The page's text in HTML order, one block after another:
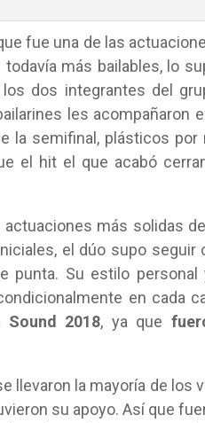
fue una de las
más bailables, lo
dos integrantes del
les acompañaron
la semifinal, plásticos por
el hit el que acabó
más solidas
el dúo supo seguir
punta. Su estilo personal
en cada
Sound 2018, ya que
llevaron la mayoría de los
su apoyo. Así que